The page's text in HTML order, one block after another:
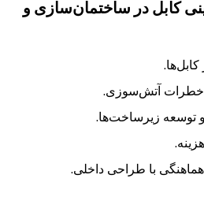
کابل در ساختمان‌سازی و
خطرات آتش‌سوزی.
توسعه زیرساخت‌ها.
با طراحی داخلی.